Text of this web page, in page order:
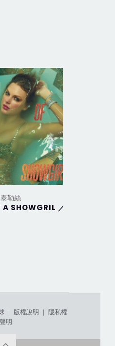
勒絲
A SHOWGRIL ／
｜ 版權說明 ｜ 隱私權
聲明